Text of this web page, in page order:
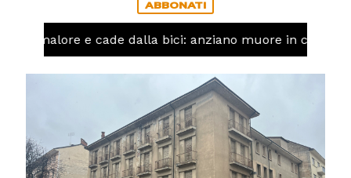
ABBONATI
un malore e cade dalla bici: anziano muore in corso